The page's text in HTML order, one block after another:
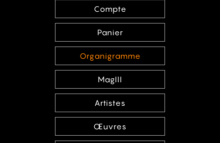
Compte
Panier
Organigramme
MagIII
Artistes
Œuvres